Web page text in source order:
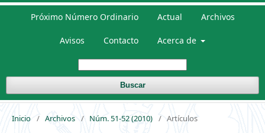
Próximo Número Ordinario Actual Archivos
Avisos Contacto Acerca de
Buscar
Inicio / Archivos / Núm. 51-52 (2010) / Artículos